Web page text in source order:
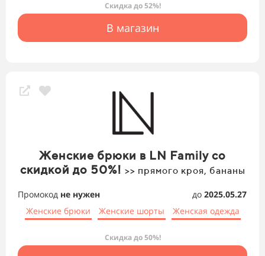
Скидка до 52%!
В магазин
Женские брюки в LN Family со
скидкой до 50%! >> прямого кроя, бананы
Промокод не нужен до 2025.05.27
Женские брюки
Женские шорты Женская одежда
Скидка до 50%!